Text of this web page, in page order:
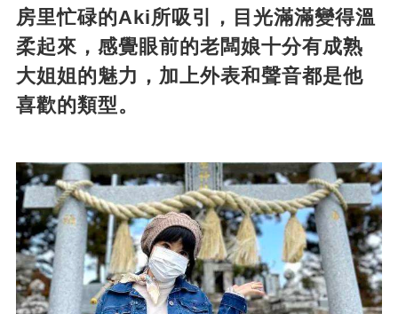
房里忙碌的Aki所吸引，目光滿滿變得溫
柔起來，感覺眼前的老闆娘十分有成熟
大姐姐的魅力，加上外表和聲音都是他
喜歡的類型。